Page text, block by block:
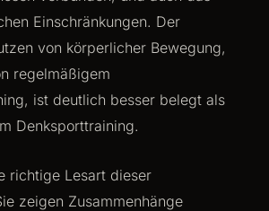
Einschränkungen. Der
von körperlicher Bewegung,
regelmäßigem
ist deutlich besser belegt als
Denksporttraining.
richtige Lesart dieser
zeigen Zusammenhänge